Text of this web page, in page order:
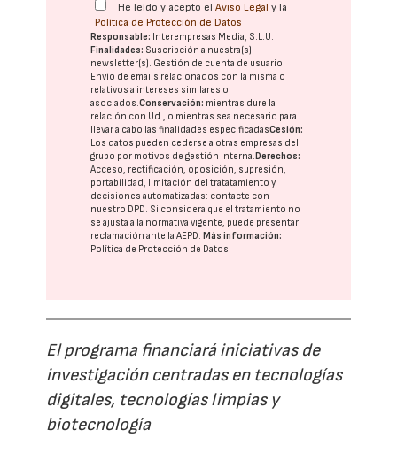
He leído y acepto elAviso Legal y la
Política de Protección de Datos
Responsable: Interempresas Media, S.L.U.
Finalidades: Suscripción a nuestra(s)
newsletter(s). Gestión de cuenta de usuario.
Envío de emails relacionados con la misma o
relativos a intereses similares o
asociados.Conservación: mientras dure la
relación con Ud., o mientras sea necesario para
llevar a cabo las finalidades especificadasCesión:
Los datos pueden cederse a otras empresas del
grupo por motivos de gestión interna. Derechos:
Acceso, rectificación, oposición, supresión,
portabilidad, limitación del tratatamiento y
decisiones automatizadas: contacte con
nuestro DPD. Si considera que el tratamiento no
se ajusta a la normativa vigente, puede presentar
reclamación ante laAEPD. Más información:
Política de Protección de Datos
El programa financiará iniciativas de
investigación centradas en tecnologías
digitales, tecnologías limpias y
biotecnología